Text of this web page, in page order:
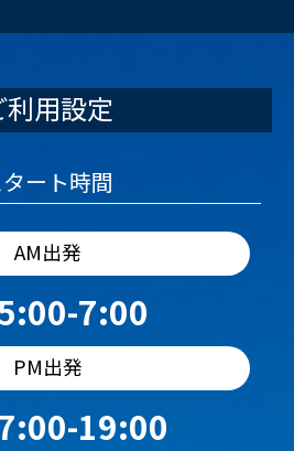
利用設定
ート時間
AM出発
7:00
PM出発
19:00